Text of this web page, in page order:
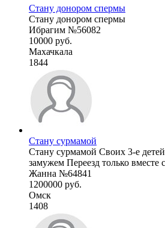
Стану донором спермы
Стану донором спермы
Ибрагим №56082
10000 руб.
Махачкала
1844
Стану сурмамой
Стану сурмамой Своих 3-е
замужем Переезд только вместе
Жанна №64841
1200000 руб.
Омск
1408